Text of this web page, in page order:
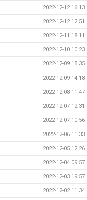
2022-12-12 16:13
2022-12-12 12:51
2022-12-11 18:11
2022-12-10 10:23
2022-12-09 15:35
2022-12-09 14:18
2022-12-08 11:47
2022-12-07 12:31
2022-12-07 10:56
2022-12-06 11:33
2022-12-05 12:26
2022-12-04 09:57
2022-12-03 19:57
2022-12-02 11:34